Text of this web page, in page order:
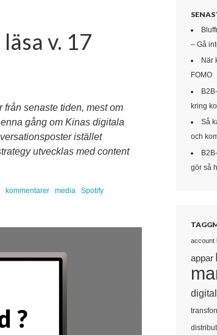
v. 17
från senaste tiden, mest om
gång om Kinas digitala
istället
utvecklas med content
kommentarer media Spotify
– Gå
När
FOMO
kring
Så
och
gör så
account
appar